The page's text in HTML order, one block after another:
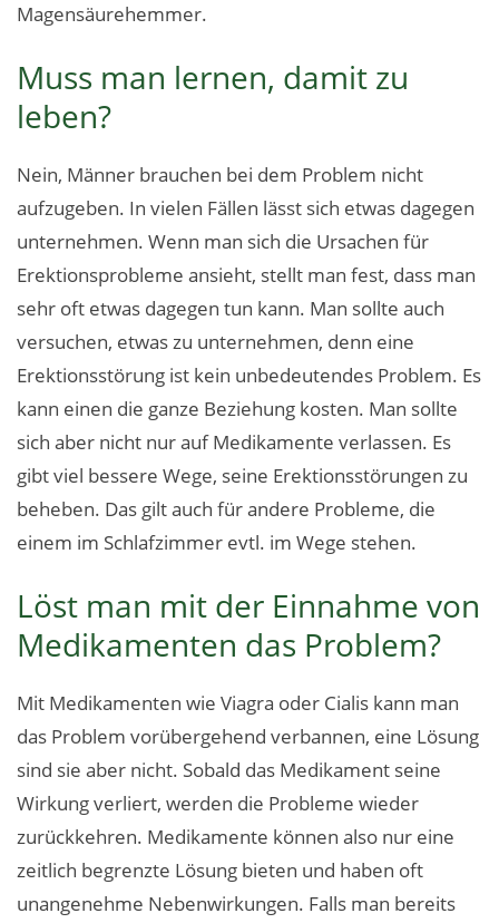
Magensäurehemmer.
Muss man lernen, damit zu
leben?
Nein, Männer brauchen bei dem Problem nicht
aufzugeben. In vielen Fällen lässt sich etwas dagegen
unternehmen. Wenn man sich die Ursachen für
Erektionsprobleme ansieht, stellt man fest, dass man
sehr oft etwas dagegen tun kann. Man sollte auch
versuchen, etwas zu unternehmen, denn eine
Erektionsstörung ist kein unbedeutendes Problem. Es
kann einen die ganze Beziehung kosten. Man sollte
sich aber nicht nur auf Medikamente verlassen. Es
gibt viel bessere Wege, seine Erektionsstörungen zu
beheben. Das gilt auch für andere Probleme, die
einem im Schlafzimmer evtl. im Wege stehen.
Löst man mit der Einnahme von
Medikamenten das Problem?
Mit Medikamenten wie Viagra oder Cialis kann man
das Problem vorübergehend verbannen, eine Lösung
sind sie aber nicht. Sobald das Medikament seine
Wirkung verliert, werden die Probleme wieder
zurückkehren. Medikamente können also nur eine
zeitlich begrenzte Lösung bieten und haben oft
unangenehme Nebenwirkungen. Falls man bereits